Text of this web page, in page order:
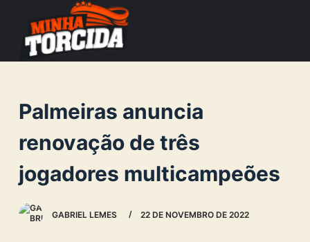
o
n
e
Palmeiras anuncia
renovação de três
jogadores multicampeões
GABRIEL LEMES 22 DE NOVEMBRO DE 2022